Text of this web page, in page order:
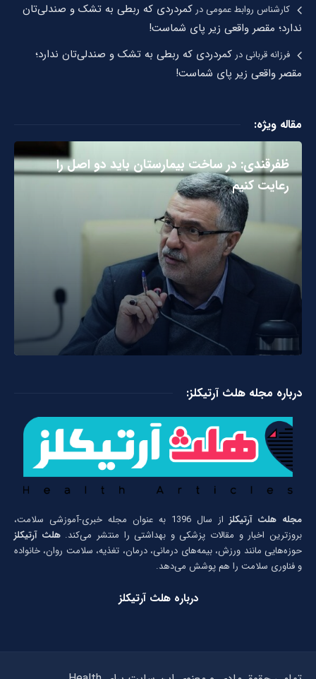
کارشناس روابط عمومیدر کمردردی که ربطی به تشک و صندلی‌تان
ندارد؛ مقصر واقعی زیر پای شماست!
فرزانه قربانیدر کمردردی که ربطی به تشک و صندلی‌تان ندارد؛
مقصر واقعی زیر پای شماست!
مقاله ویژه:
ظفرقندی: در ساخت بیمارستان باید دو اصل را
رعایت کنیم
درباره مجله هلث آرتیکلز:
مجله هلث آرتیکلز
از سال 1396 به عنوان مجله خبری-آموزشی سلامت،
بروزترین اخبار و مقالات پزشکی و بهداشتی را منتشر می‌کند.هلث آرتیکلز
حوزه‌هایی مانند ورزش، بیمه‌های درمانی، درمان، تغذیه، سلامت روان، خانواده
و فناوری سلامت را هم پوشش می‌دهد.
درباره هلث آرتیکلز